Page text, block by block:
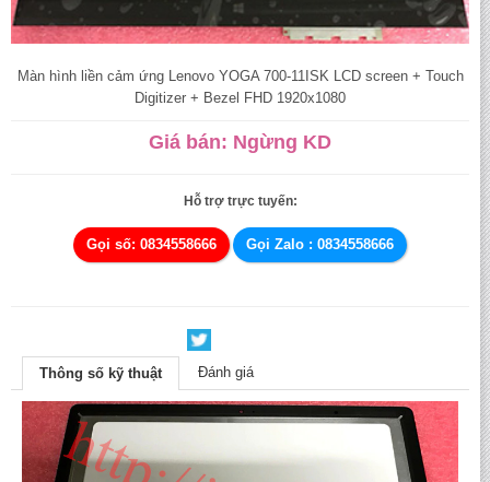
Màn hình liền cảm ứng Lenovo YOGA 700-11ISK LCD screen + Touch
Digitizer + Bezel FHD 1920x1080
Giá bán: Ngừng KD
Hỗ trợ trực tuyến:
Gọi số: 0834558666 Gọi Zalo : 0834558666
Thông số kỹ thuật Đánh giá